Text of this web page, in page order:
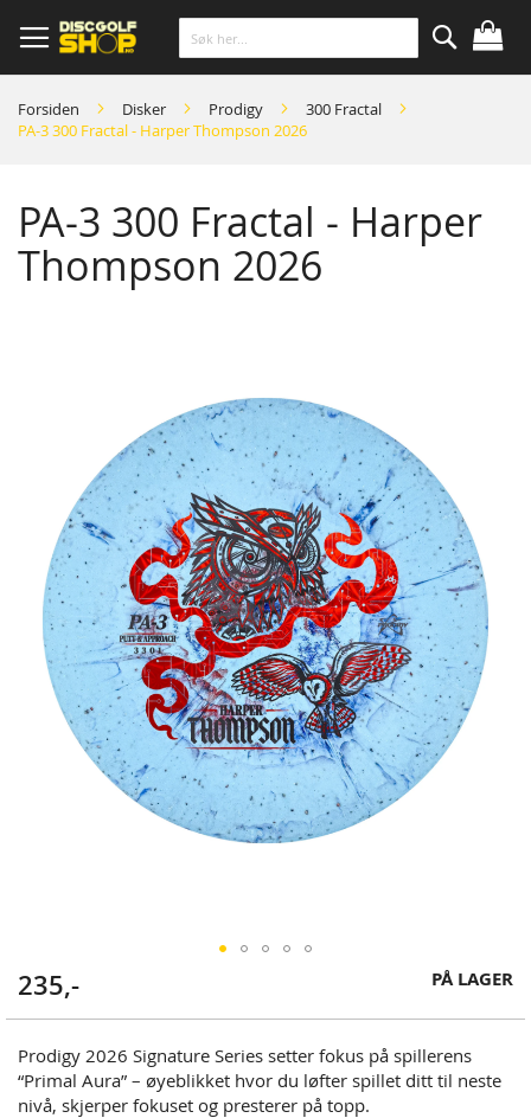
to
Content
Søk
Forsiden Disker Prodigy
300 Fractal
PA-3 300 Fractal - Harper Thompson 2026
PA-3 300 Fractal - Harper
Thompson 2026
Skip
to
the
beginning
of
the
235,- PÅ LAGER
Prodigy 2026 Signature Series setter fokus på spillerens
“Primal Aura” – øyeblikket hvor du løfter spillet ditt til neste
nivå, skjerper fokuset og presterer på topp.